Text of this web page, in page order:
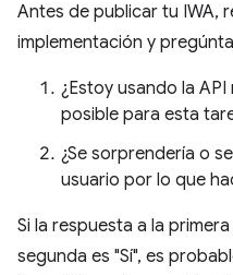
Antes de publicar tu IWA,
implementación y
¿Estoy usando la
posible para esta
¿Se sorprendería o
usuario por lo que
Si la respuesta a la
segunda es "Sí", es